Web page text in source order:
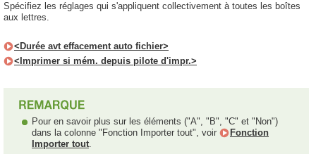
Spécifiez les réglages qui s'appliquent collectivement à toutes les boîtes
aux lettres.
<Durée avt effacement auto fichier>
<Imprimer si mém. depuis pilote d'impr.>
Pour en savoir plus sur les éléments ("A", "B", "C" et "Non")
dans la colonne "Fonction Importer tout", voir
Fonction
Importer tout.